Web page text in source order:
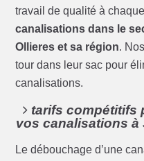
travail de qualité à
canalisations dans le
Ollieres et sa région.
tour dans leur sac pour
canalisations.
tarifs compétitifs
vos canalisations à
Le débouchage d’une